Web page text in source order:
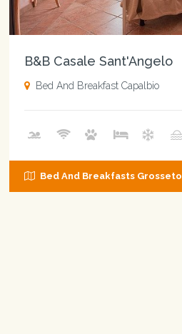
B&B Casale Sant'Angelo
Bed And Breakfast Capalbio
Bed And Breakfasts Grosseto